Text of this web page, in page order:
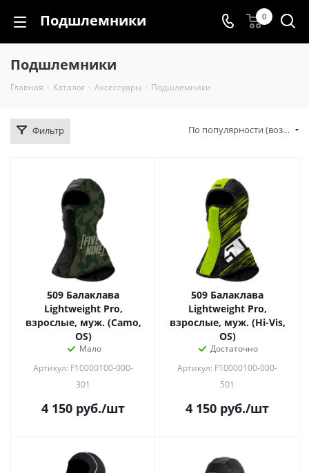
Подшлемники 0
Подшлемники
Главная - Каталог - Аксессуары - Подшлемники
Фильтр По популярности (возрастание)
509 Балаклава
Lightweight Pro,
взрослые, муж. (Camo,
OS)
Мало
Артикул: F10000100-000-
301
4 150 руб./шт
509 Балаклава
Lightweight Pro,
взрослые, муж. (Hi-Vis,
OS)
Достаточно
Артикул: F10000100-000-
501
4 150 руб./шт